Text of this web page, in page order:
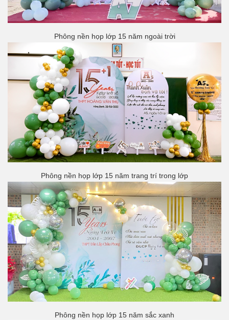
Phông nền họp lớp 15 năm ngoài trời
Phông nền họp lớp 15 năm trang trí trong lớp
Phông nền họp lớp 15 năm sắc xanh